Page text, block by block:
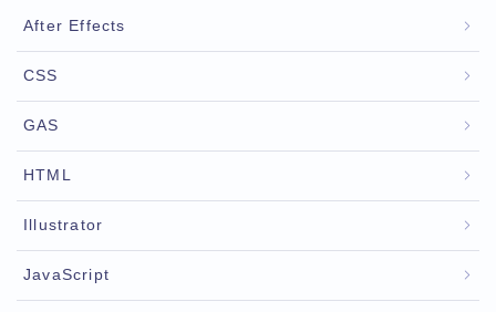
After Effects
CSS
GAS
HTML
Illustrator
JavaScript